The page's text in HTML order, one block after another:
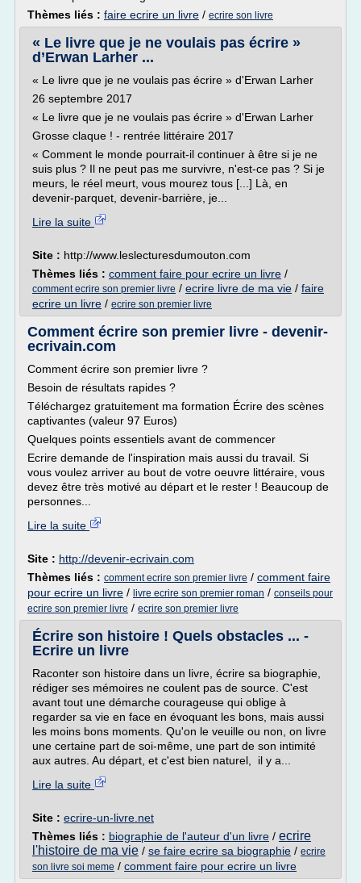
Thèmes liés : faire ecrire un livre / ecrire son livre
« Le livre que je ne voulais pas écrire »
d’Erwan Larher ...
« Le livre que je ne voulais pas écrire » d'Erwan Larher
26 septembre 2017
« Le livre que je ne voulais pas écrire » d'Erwan Larher
Grosse claque ! - rentrée littéraire 2017
« Comment le monde pourrait-il continuer à être si je ne
suis plus ? Il ne peut pas me survivre, n'est-ce pas ? Si je
meurs, le réel meurt, vous mourez tous [...] Là, en
devenir-parquet, devenir-barrière, je...
Lire la suite
Site : http://www.leslecturesdumouton.com
Thèmes liés : comment faire pour ecrire un livre /
comment ecrire son premier livre / ecrire livre de ma vie / faire
ecrire un livre / ecrire son premier livre
Comment écrire son premier livre - devenir-
ecrivain.com
Comment écrire son premier livre ?
Besoin de résultats rapides ?
Téléchargez gratuitement ma formation Écrire des scènes
captivantes (valeur 97 Euros)
Quelques points essentiels avant de commencer
Ecrire demande de l'inspiration mais aussi du travail. Si
vous voulez arriver au bout de votre oeuvre littéraire, vous
devez être très motivé au départ et le rester ! Beaucoup de
personnes...
Lire la suite
Site : http://devenir-ecrivain.com
Thèmes liés : comment ecrire son premier livre / comment faire
pour ecrire un livre / livre ecrire son premier roman / conseils pour
ecrire son premier livre / ecrire son premier livre
Écrire son histoire ! Quels obstacles ... -
Ecrire un livre
Raconter son histoire dans un livre, écrire sa biographie,
rédiger ses mémoires ne coulent pas de source. C'est
avant tout une démarche courageuse qui oblige à
regarder sa vie en face en évoquant les bons, mais aussi
les moins bons moments. Qu'on le veuille ou non, on livre
une certaine part de soi-même, une part de son intimité
aux autres. Au départ, et c'est bien naturel, il y a...
Lire la suite
Site : ecrire-un-livre.net
Thèmes liés : biographie de l'auteur d'un livre / ecrire
l'histoire de ma vie / se faire ecrire sa biographie / ecrire
son livre soi meme / comment faire pour ecrire un livre